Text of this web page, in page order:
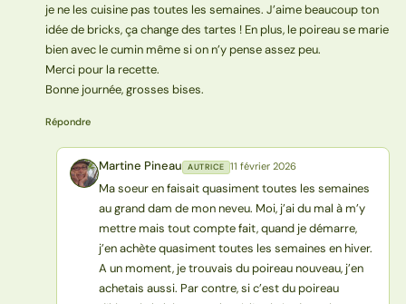
je ne les cuisine pas toutes les semaines. J’aime beaucoup ton
idée de bricks, ça change des tartes ! En plus, le poireau se marie
bien avec le cumin même si on n’y pense assez peu.
Merci pour la recette.
Bonne journée, grosses bises.
Répondre
MP Martine Pineau AUTRICE 11 février 2026
Ma soeur en faisait quasiment toutes les semaines
au grand dam de mon neveu. Moi, j’ai du mal à m’y
mettre mais tout compte fait, quand je démarre,
j’en achète quasiment toutes les semaines en hiver.
A un moment, je trouvais du poireau nouveau, j’en
achetais aussi. Par contre, si c’est du poireau